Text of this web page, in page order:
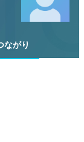
ながり